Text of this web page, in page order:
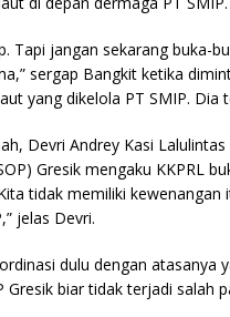
Tapi jangan sekarang buka-
sergap Bangkit ketika
yang dikelola PT SMIP.
Devri Andrey Kasi
Gresik mengaku KKPRL
tidak memiliki
jelas Devri.
dulu dengan atasanya
Gresik biar tidak terjadi salah